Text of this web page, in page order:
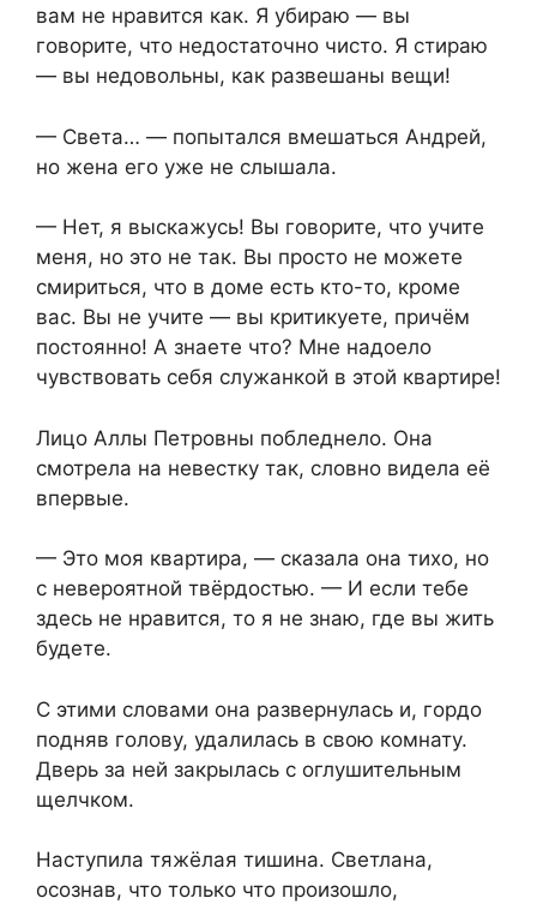
вам не нравится как. Я убираю — вы
говорите, что недостаточно чисто. Я стираю
— вы недовольны, как развешаны вещи!
— Света… — попытался вмешаться Андрей,
но жена его уже не слышала.
— Нет, я выскажусь! Вы говорите, что учите
меня, но это не так. Вы просто не можете
смириться, что в доме есть кто-то, кроме
вас. Вы не учите — вы критикуете, причём
постоянно! А знаете что? Мне надоело
чувствовать себя служанкой в этой квартире!
Лицо Аллы Петровны побледнело. Она
смотрела на невестку так, словно видела её
впервые.
— Это моя квартира, — сказала она тихо, но
с невероятной твёрдостью. — И если тебе
здесь не нравится, то я не знаю, где вы жить
будете.
С этими словами она развернулась и, гордо
подняв голову, удалилась в свою комнату.
Дверь за ней закрылась с оглушительным
щелчком.
Наступила тяжёлая тишина. Светлана,
осознав, что только что произошло,